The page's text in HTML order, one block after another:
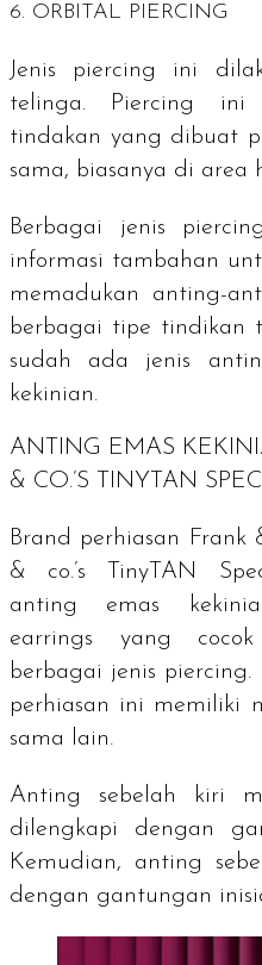
6. ORBITAL PIERCING
Jenis piercing ini
telinga. Piercing ini
tindakan yang dibuat
sama, biasanya di area
Berbagai jenis
informasi tambahan
memadukan anting-
berbagai tipe tindikan
sudah ada jenis
kekinian.
ANTING EMAS
& CO.’S TINYTAN
Brand perhiasan Frank
& co.’s TinyTAN
anting emas
earrings yang
berbagai jenis piercing.
perhiasan ini memiliki
sama lain.
Anting sebelah kiri
dilengkapi dengan
Kemudian, anting
dengan gantungan